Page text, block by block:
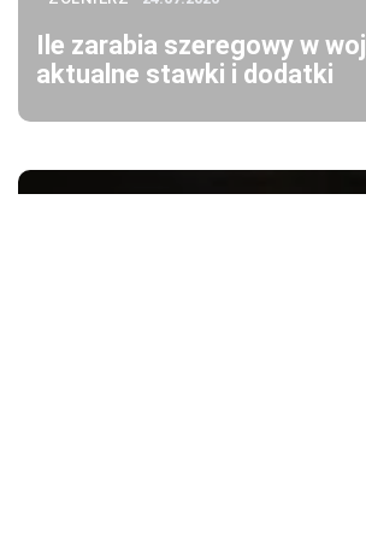
Ile zarabia szeregowy w
aktualne stawki i dodatki